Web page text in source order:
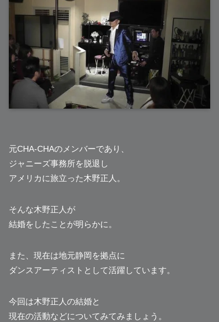
元CHA-CHAのメンバーであり、
ジャニーズ事務所を脱退し
アメリカに旅立った木野正人 。
そんな木野正人が
結婚をしたことが明らかに。
また、現在は地元静岡を拠点に
ダンスアーティストとして活躍しています。
今回は木野正人の結婚と
現在の活動などについてみてみましょう。